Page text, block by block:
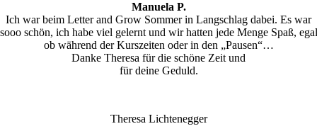
Manuela P.
Ich war beim Letter and Grow Sommer in Langschlag dabei. Es war
sooo schön, ich habe viel gelernt und wir hatten jede Menge Spaß, egal
ob während der Kurszeiten oder in den „Pausen“…
Danke Theresa für die schöne Zeit und
für deine Geduld.
Theresa Lichtenegger